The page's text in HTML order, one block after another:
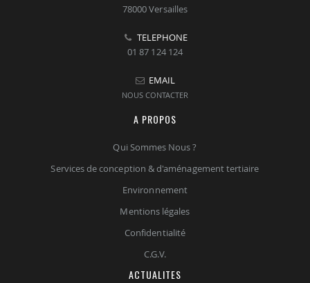
78000 Versailles
TELEPHONE
01 87 124 124
EMAIL
NOUS CONTACTER
A PROPOS
Qui Sommes Nous ?
Services de conception & d'aménagement tertiaire
Environnement
Mentions légales
Confidentialité
C.G.V.
ACTUALITES